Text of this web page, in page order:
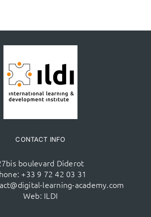
CONTACT INFO
boulevard Diderot
+33 9 72 42 03 31
learning-academy.com
Web: ILDI